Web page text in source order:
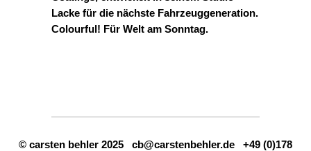
Lacke für die nächste Fahrzeuggeneration.
Colourful! Für Welt am Sonntag.
© carsten behler 2025 cb@carstenbehler.de +49 (0)178